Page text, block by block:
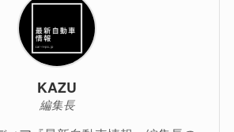
KAZU
編集長